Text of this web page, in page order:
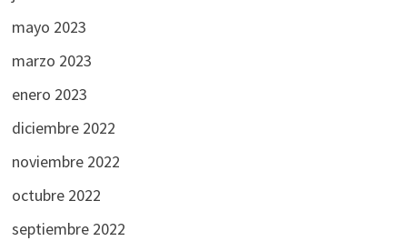
mayo 2023
marzo 2023
enero 2023
diciembre 2022
noviembre 2022
octubre 2022
septiembre 2022